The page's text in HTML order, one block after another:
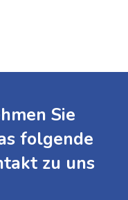
Sie
folgende
zu uns